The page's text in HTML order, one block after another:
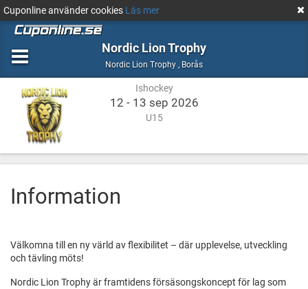
Cuponline använder cookies Läs mer
Nordic Lion Trophy
Nordic Lion Trophy , Ishockey
BoråsBorås
Ishockey
12 - 13 sep 2026
U15
Information
Välkomna till en ny värld av flexibilitet – där upplevelse, utveckling
och tävling möts!
Nordic Lion Trophy är framtidens försäsongskoncept för lag som